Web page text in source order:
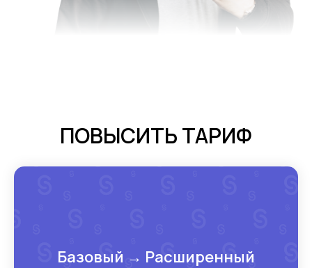
ПОВЫСИТЬ ТАРИФ
Базовый → Расширенный